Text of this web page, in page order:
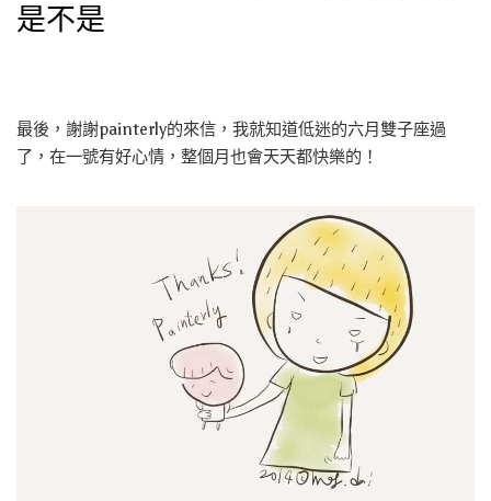
是不是
最後，謝謝painterly的來信，我就知道低迷的六月雙子座過
了，在一號有好心情，整個月也會天天都快樂的！